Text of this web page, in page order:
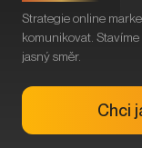
Strategie online
komunikovat.
jasný směr.
Chci